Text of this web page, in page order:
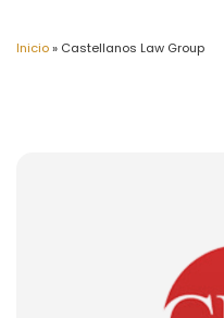
Inicio» Castellanos Law Group